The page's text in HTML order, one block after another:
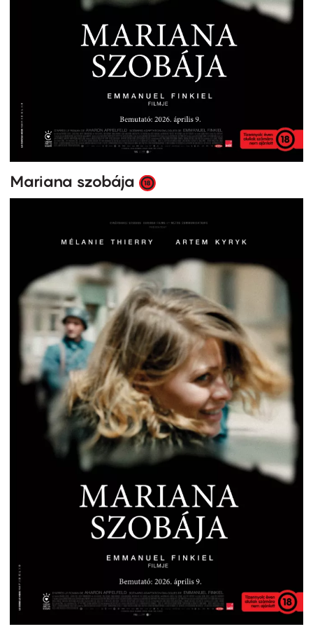
Mariana szobája